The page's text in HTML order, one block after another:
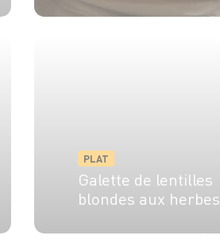
PLAT
Galette de lentilles
blondes aux herbes